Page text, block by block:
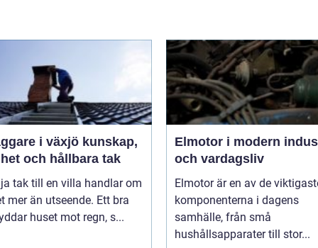
i växjö kunskap,
och hållbara tak
tak till en villa handlar om
mer än utseende. Ett bra
huset mot regn, s...
Elmotor i modern
och vardagsliv
Elmotor är en av de
komponenterna i dagens
samhälle, från små
hushållsapparater till stor...